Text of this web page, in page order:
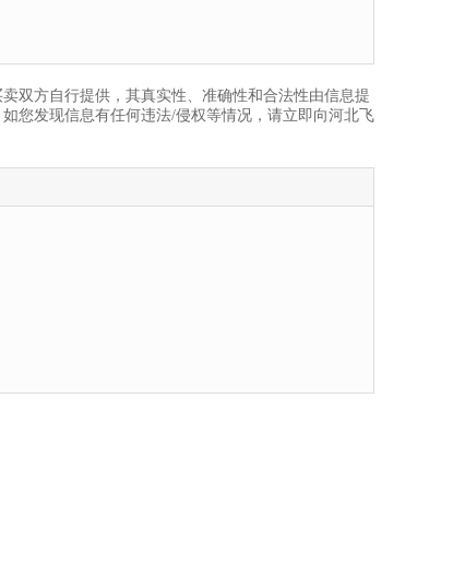
双方自行提供，其真实性、准确性和合法性由信息提
您发现信息有任何违法/侵权等情况，请立即向河北飞